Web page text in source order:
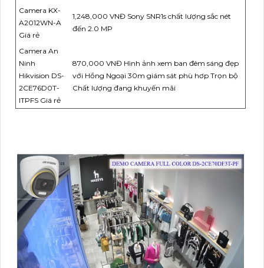
Camera KX-
A2012WN-A
Giá rẻ
1,248,000 VNĐ Sony SNR1s chất lượng sắc nét
đến 2.0 MP
Camera An
Ninh
Hikvision DS-
2CE76D0T-
ITPFS Giá rẻ
870,000 VNĐ Hình ảnh xem ban đêm sáng đẹp
với Hồng Ngoại 30m giám sát phù hơp Trọn bộ
Chất lượng đang khuyến mãi